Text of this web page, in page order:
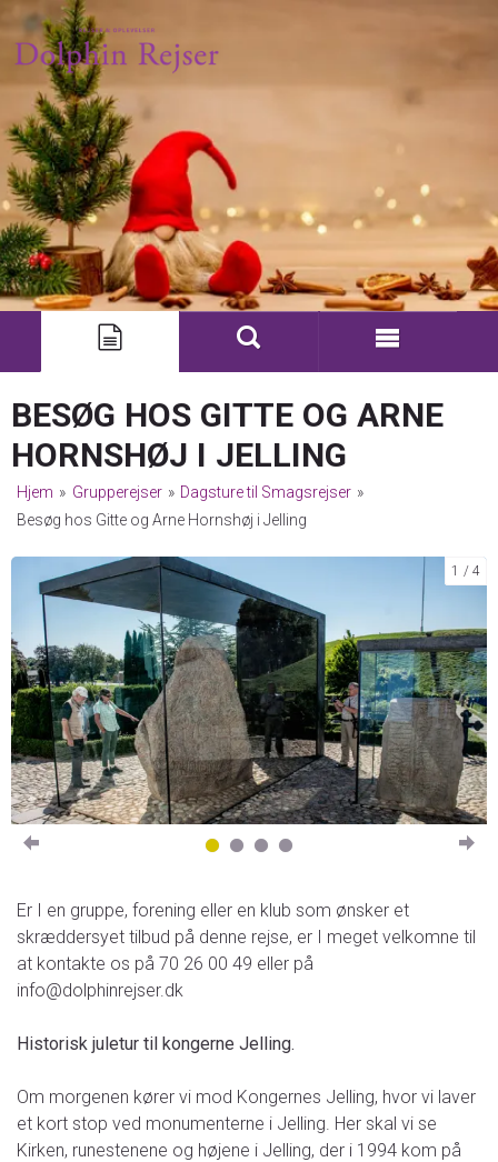
BESØG HOS GITTE OG ARNE
HORNSHØJ I JELLING
Hjem » Grupperejser » Dagsture til Smagsrejser »
Besøg hos Gitte og Arne Hornshøj i Jelling
1 4
Er I en gruppe, forening eller en klub som ønsker et
skræddersyet tilbud på denne rejse, er I meget velkomne til
at kontakte os på 70 26 00 49 eller på
info@dolphinrejser.dk
Historisk juletur til kongerne Jelling.
Om morgenen kører vi mod Kongernes Jelling, hvor vi laver
et kort stop ved monumenterne i Jelling. Her skal vi se
Kirken, runestenene og højene i Jelling, der i 1994 kom på